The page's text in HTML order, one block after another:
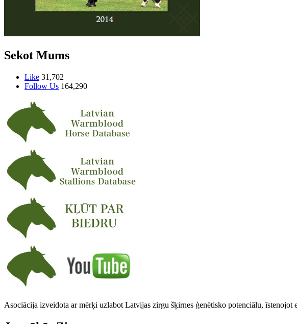
Sekot Mums
Like 31,702
Follow Us 164,290
Asociācija izveidota ar mērķi uzlabot Latvijas zirgu šķirnes ģenētisko potenciālu, īstenojot